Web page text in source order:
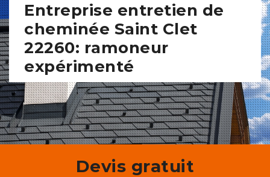
Entreprise entretien de
cheminée Saint Clet
22260: ramoneur
expérimenté
Devis gratuit